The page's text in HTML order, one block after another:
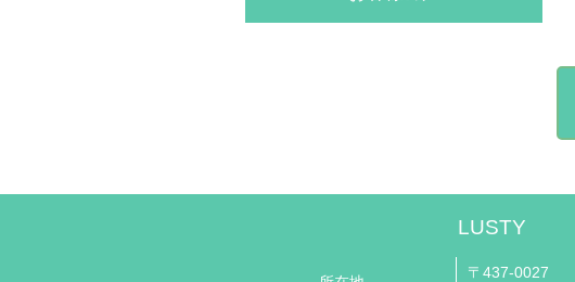
LUSTY
〒437-0027